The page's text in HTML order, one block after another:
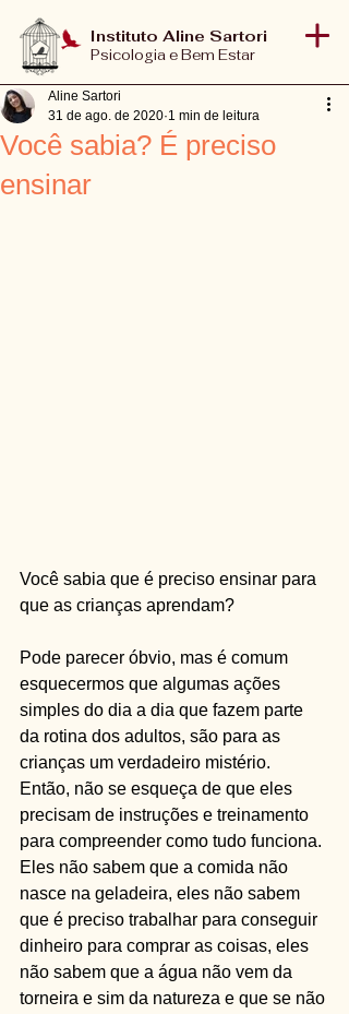
Instituto Aline Sartori
Psicologia e Bem Estar
Você sabia? É preciso
ensinar
Aline Sartori
31 de ago. de 2020 1 min de leitura
Você sabia que é preciso ensinar para
que as crianças aprendam?
Pode parecer óbvio, mas é comum
esquecermos que algumas ações
simples do dia a dia que fazem parte
da rotina dos adultos, são para as
crianças um verdadeiro mistério.
Então, não se esqueça de que eles
precisam de instruções e treinamento
para compreender como tudo funciona.
Eles não sabem que a comida não
nasce na geladeira, eles não sabem
que é preciso trabalhar para conseguir
dinheiro para comprar as coisas, eles
não sabem que a água não vem da
torneira e sim da natureza e que se não